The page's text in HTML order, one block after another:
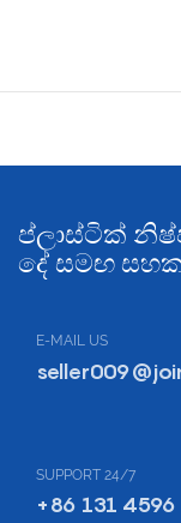
ප්ලාස්ටික්
දේ සමඟ
E-MAIL US
SUPPORT 24/7
+86 131